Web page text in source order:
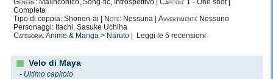
soggetto acquista un +4 alle prove di
per individuare
errori nella struttura della trama e nella grammatica di un testo.
Caffeinomane:il soggetto può nutrirsi di caffè per un tot. di giorni a
settimana pari al suo modificatore di Cos. +1/2 del livello di classe
Genere: Malinconico, Song-fic, Introspettivo | Capitoli: 1 - One shot |
Completa
Tipo di coppia: Shonen-ai |
Note: Nessuna | Avvertimenti: Nessuno
Personaggi: Itachi, Sasuke Uchiha
Categoria:Anime & Manga > Naruto | Leggi le 5 recensioni
Velo di Maya
- Ultimo capitolo